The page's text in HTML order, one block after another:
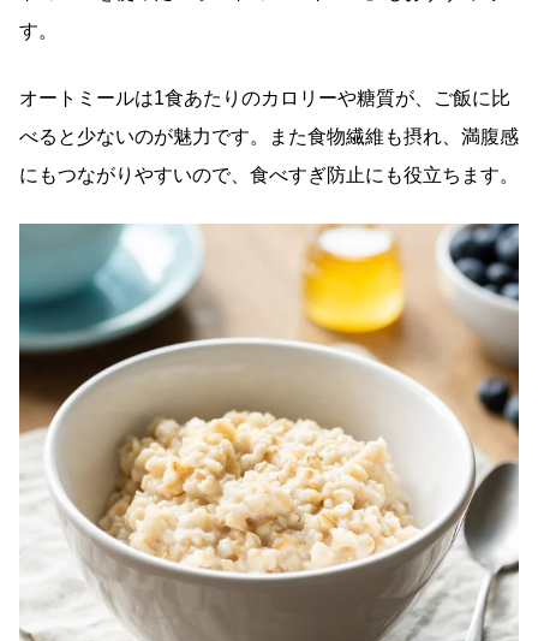
す。
オートミールは1食あたりのカロリーや糖質が、ご飯に比
べると少ないのが魅力です。また食物繊維も摂れ、満腹感
にもつながりやすいので、食べすぎ防止にも役立ちます。